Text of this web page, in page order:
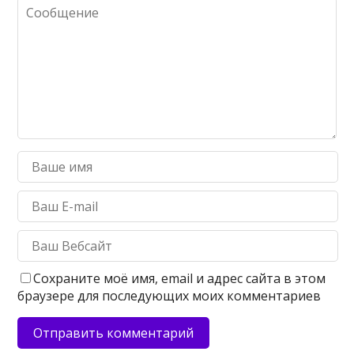
Сохраните моё имя, email и адрес сайта в этом
браузере для последующих моих комментариев